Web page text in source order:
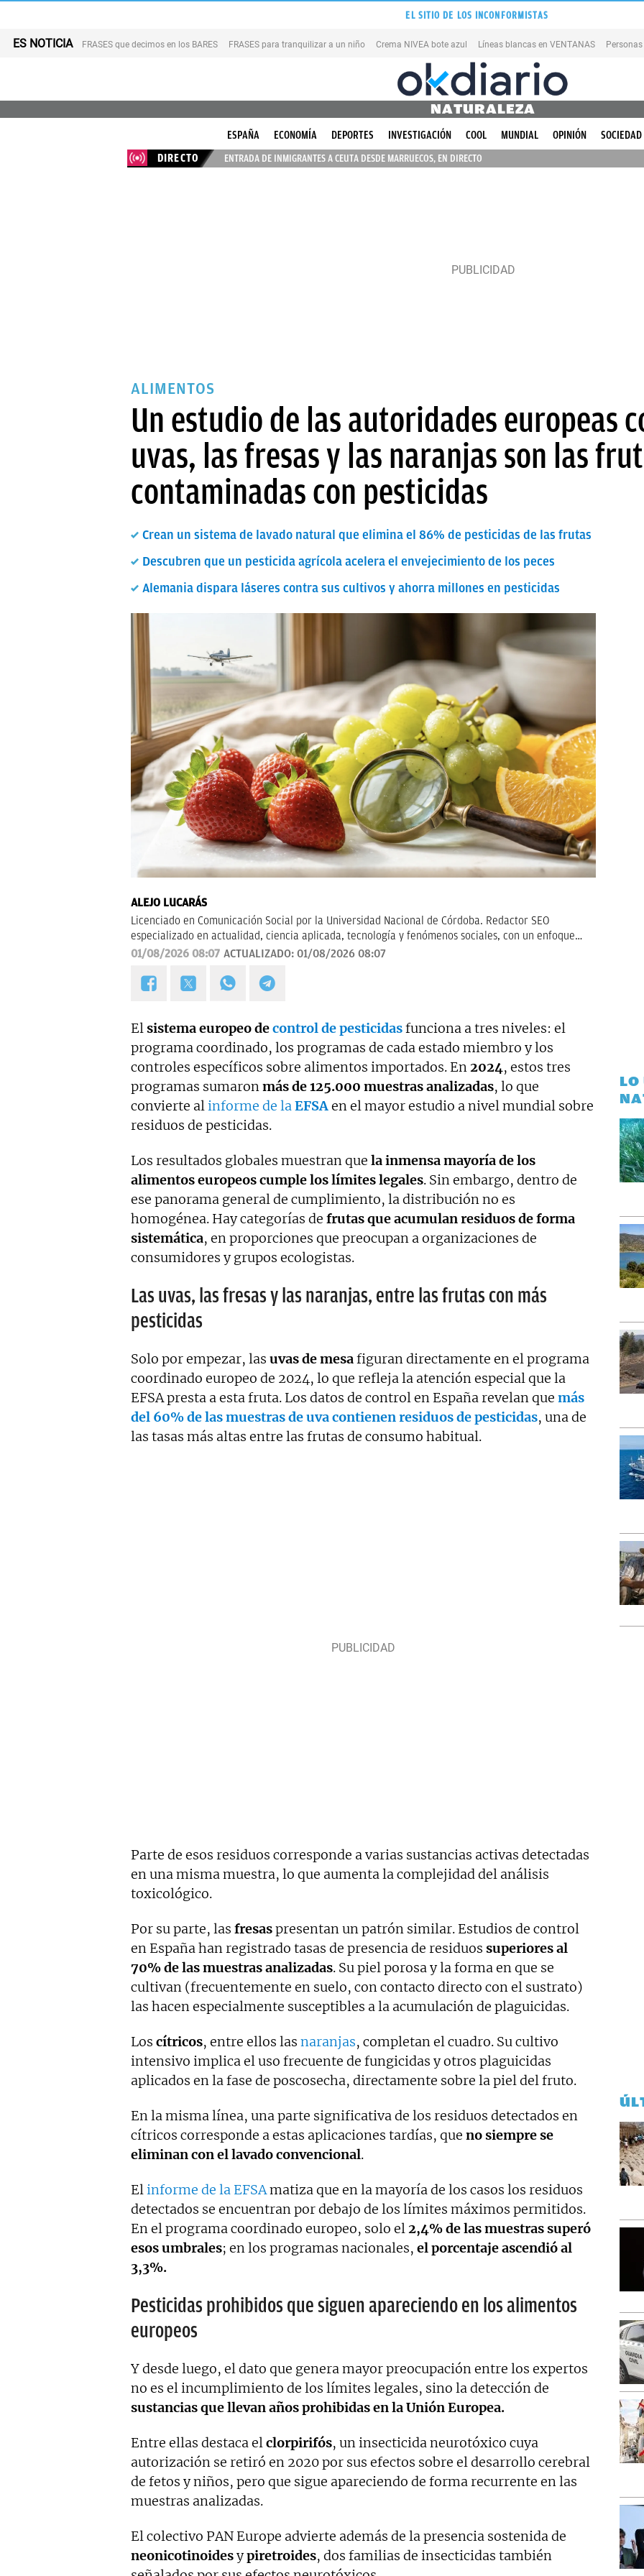
EL SITIO DE LOS INCONFORMISTAS
ES NOTICIA FRASES que decimos en los BARES FRASES para tranquilizar a un niño Crema NIVEA bote azul Líneas blancas en VENTANAS Personas
NATURALEZA
ESPAÑA ECONOMÍA DEPORTES INVESTIGACIÓN COOL MUNDIAL OPINIÓN SOCIEDAD
DIRECTO
ENTRADA DE INMIGRANTES A CEUTA DESDE MARRUECOS, EN DIRECTO
ALIMENTOS
Un estudio de las autoridades europeas
uvas, las fresas y las naranjas son las
contaminadas con pesticidas
Crean un sistema de lavado natural que elimina el 86% de pesticidas de las frutas
Descubren que un pesticida agrícola acelera el envejecimiento de los peces
Alemania dispara láseres contra sus cultivos y ahorra millones en pesticidas
ALEJO LUCARÁS
Licenciado en Comunicación Social por la Universidad Nacional de Córdoba. Redactor SEO
especializado en actualidad, ciencia aplicada, tecnología y fenómenos sociales, con un enfoque
divulgativo y orientado a explicar al lector cómo los grandes temas de hoy impactan en su vida
01/08/2026 08:07 ACTUALIZADO: 01/08/2026 08:07
El sistema europeo decontrol depesticidasfunciona a tres niveles: el
programa coordinado, los programas de cada estado miembro y los
controles específicos sobre alimentos importados. En 2024, estos tres
programas sumaron más de 125.000 muestras analizadas, lo que
convierte al informe de la EFSAen el mayor estudio a nivel mundial sobre
residuos de pesticidas.
Los resultados globales muestran que la inmensa mayoría de los
alimentos europeos cumple los límites legales. Sin embargo, dentro de
ese panorama general de cumplimiento, la distribución no es
homogénea. Hay categorías de frutas que acumulan residuos de forma
sistemática, en proporciones que preocupan a organizaciones de
consumidores y grupos ecologistas.
Las uvas, las fresas y las naranjas, entre las frutas con más
pesticidas
Solo por empezar, las uvas de mesafiguran directamente en el programa
coordinado europeo de 2024, lo que refleja la atención especial que la
EFSA presta a esta fruta. Los datos de control en España revelan que más
del 60% de las muestras de uva contienen residuos de pesticidas, una de
las tasas más altas entre las frutas de consumo habitual.
Parte de esos residuos corresponde a varias sustancias activas detectadas
en una misma muestra, lo que aumenta la complejidad del análisis
toxicológico.
Por su parte, las fresaspresentan un patrón similar. Estudios de control
en España han registrado tasas de presencia de residuos superiores al
70% de las muestrasanalizadas. Su piel porosa y la forma en que se
cultivan (frecuentemente en suelo, con contacto directo con el sustrato)
las hacen especialmente susceptibles a la acumulación de plaguicidas.
Los cítricos, entre ellos las naranjas, completan el cuadro. Su cultivo
intensivo implica el uso frecuente de fungicidas y otros plaguicidas
aplicados en la fase de poscosecha, directamente sobre la piel del fruto.
En la misma línea, una parte significativa de los residuos detectados en
cítricos corresponde a estas aplicaciones tardías, que no siempre se
eliminan con el lavado convencional.
Elinforme de la EFSAmatiza que en la mayoría de los casos los residuos
detectados se encuentran por debajo de los límites máximos permitidos.
En el programa coordinado europeo, solo el2,4% de las muestras superó
esos umbrales; en los programas nacionales, el porcentaje ascendió al
3,3%.
Pesticidas prohibidos que siguen apareciendo en los alimentos
europeos
Y desde luego, el dato que genera mayor preocupación entre los expertos
no es el incumplimiento de los límites legales, sino la detección de
sustancias que llevan años prohibidas en la Unión Europea.
Entre ellas destaca elclorpirifós, un insecticida neurotóxico cuya
autorización se retiró en 2020 por sus efectos sobre el desarrollo cerebral
de fetos y niños, pero que sigue apareciendo de forma recurrente en las
muestras analizadas.
El colectivo PAN Europe advierte además de la presencia sostenida de
neonicotinoidesypiretroides, dos familias de insecticidas también
LO